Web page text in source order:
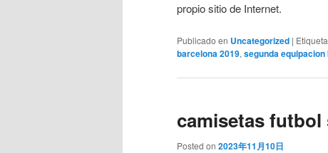
propio sitio de Internet.
Publicado en Uncategorized |
barcelona 2019,segunda
camisetas
Posted on 2023年11月10日